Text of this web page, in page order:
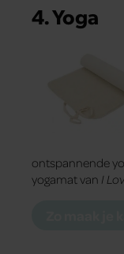
4. Yoga
ontspannende
yogamat van I